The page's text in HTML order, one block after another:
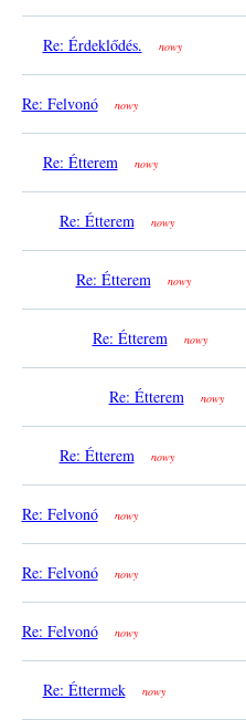
Re: Érdeklődés. nowy
Re: Felvonó nowy
Re: Étterem nowy
Re: Étterem nowy
Re: Étterem nowy
Re: Étterem nowy
Re: Étterem nowy
Re: Étterem nowy
Re: Felvonó nowy
Re: Felvonó nowy
Re: Felvonó nowy
Re: Éttermek nowy